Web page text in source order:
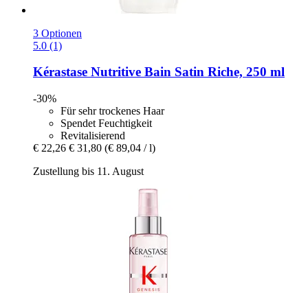
3 Optionen
5.0 (1)
Kérastase Nutritive Bain Satin Riche, 250 ml
-30%
Für sehr trockenes Haar
Spendet Feuchtigkeit
Revitalisierend
€ 22,26 € 31,80 (€ 89,04 / l)
Zustellung bis 11. August